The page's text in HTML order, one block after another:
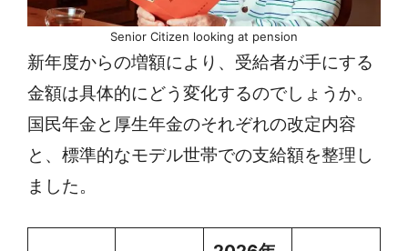
Senior Citizen looking at pension
新年度からの増額により、受給者が手にする
金額は具体的にどう変化するのでしょうか。
国民年金と厚生年金のそれぞれの改定内容
と、標準的なモデル世帯での支給額を整理し
ました。